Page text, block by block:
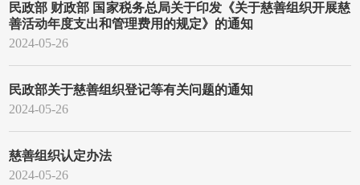
民政部 财政部 国家税务总局关于印发《关于慈善组织开展慈
善活动年度支出和管理费用的规定》的通知
2024-05-26
民政部关于慈善组织登记等有关问题的通知
2024-05-26
慈善组织认定办法
2024-05-26